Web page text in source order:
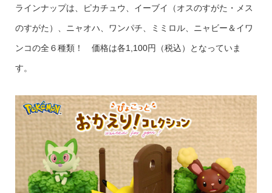
ラインナップは、ピカチュウ、イーブイ（オスのすがた・メス
のすがた）、ニャオハ、ワンパチ、ミミロル、ニャビー＆イワ
ンコの全６種類！ 価格は各1,100円（税込）となっていま
す。